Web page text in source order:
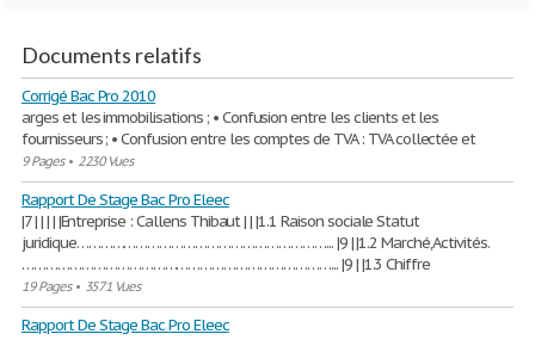
Documents relatifs
Corrigé Bac Pro 2010
arges et les immobilisations ; • Confusion entre les clients et les
fournisseurs ; • Confusion entre les comptes de TVA : TVA collectée et
9 Pages• 2230 Vues
Rapport De Stage Bac Pro Eleec
|7 | | | | |Entreprise : Callens Thibaut | | |1.1 Raison sociale Statut
juridique………………………………………………………... |9 | |1.2 Marché,Activités.
……………………………………………………………………... |9 | |1.3 Chiffre
19 Pages• 3571 Vues
Rapport De Stage Bac Pro Eleec